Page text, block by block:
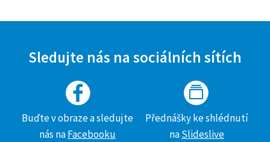
Sledujte nás na sociálních sítích
Buďte v obraze a sledujte
nás naFacebooku
Přednášky ke shlédnutí
naSlideslive